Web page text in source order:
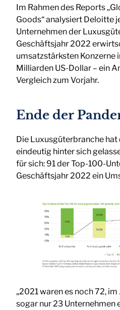
Im Rahmen des Reports
Goods“ analysiert Deloitte
Unternehmen der
Geschäftsjahr 2022
umsatzstärksten Konzerne
Milliarden US-Dollar – ein
Vergleich zum Vorjahr.
Ende der
Die Luxusgüterbranche
eindeutig hinter sich
für sich: 91 der Top-100-
Geschäftsjahr 2022 ein
„2021 waren es noch 72,
sogar nur 23 Unternehmen